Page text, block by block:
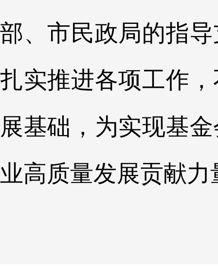
部、市民政局的指
扎实推进各项工作
展基础，为实现基
业高质量发展贡献力